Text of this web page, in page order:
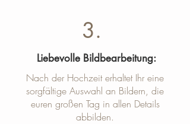
3.
Liebevolle Bildbearbeitung:
Nach der Hochzeit erhaltet Ihr eine
sorgfältige Auswahl an Bildern, die
euren großen Tag in allen Details
abbilden.